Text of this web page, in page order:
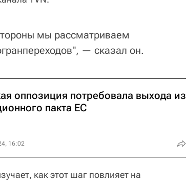
мы рассматриваем
— сказал он.
оппозиция потребовала выхода из
пакта ЕС
16:02
как этот шаг повлияет на